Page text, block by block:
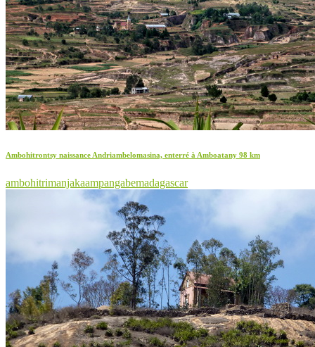
Ambohitrontsy naissance Andriambelomasina, enterré à Amboatany 98 km
ambohitrimanjakaampangabemadagascar